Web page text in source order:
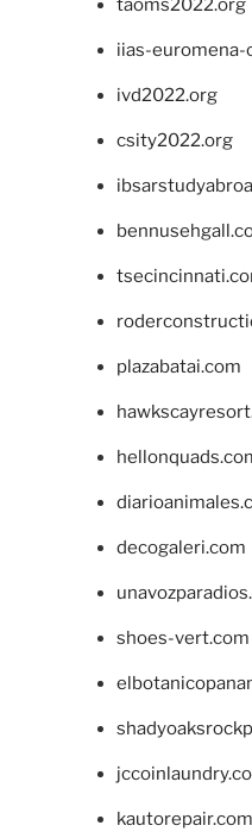
taoms2022.org
iias-
ivd2022.org
csity2022.org
plazabatai.com
decogaleri.com
shoes-vert.com
kautorepair.com